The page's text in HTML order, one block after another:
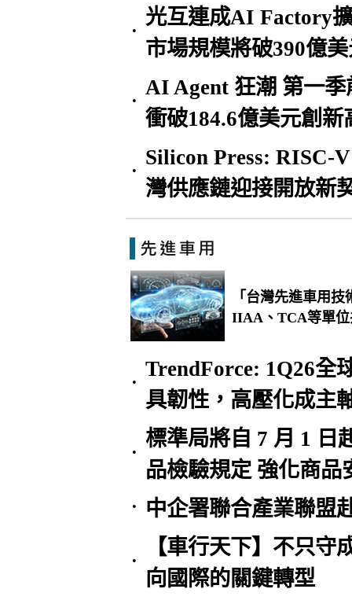
•
光互連成AI Factory
市場規模將破390億
•
AI Agent 狂潮 第一
衝破184.6億美元創新
•
Silicon Press: RISC-
灣供應鏈迎接開放新
「台灣先進車用
IIAA、TCA等單位
•
TrendForce: 1Q26全
具韌性，高壓化成主
•
標準局將自 7 月 1 日
品檢驗規定 強化商品
• 中企署聯合產業聯盟
•
【車行天下】不只
向國際的關鍵轉型